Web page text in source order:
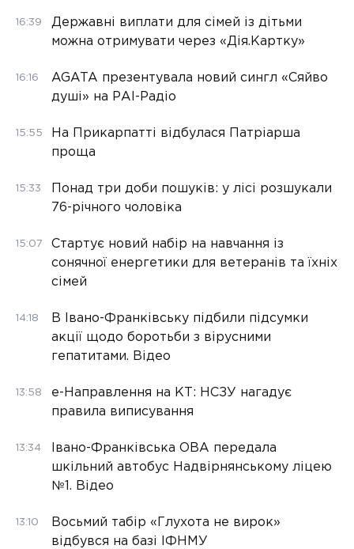
16:39
Державні виплати для сімей із дітьми
можна отримувати через «Дія.Картку»
16:16
AGATA презентувала новий сингл «Сяйво
душі» на РАІ-Радіо
15:55
На Прикарпатті відбулася Патріарша
проща
15:33
Понад три доби пошуків: у лісі розшукали
76-річного чоловіка
15:07
Стартує новий набір на навчання із
сонячної енергетики для ветеранів та їхніх
сімей
14:18
В Івано-Франківську підбили підсумки
акції щодо боротьби з вірусними
гепатитами. Відео
13:58
е-Направлення на КТ: НСЗУ нагадує
правила виписування
13:34
Івано-Франківська ОВА передала
шкільний автобус Надвірнянському ліцею
№1. Відео
13:10
Восьмий табір «Глухота не вирок»
відбувся на базі ІФНМУ